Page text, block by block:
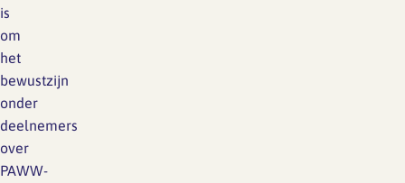
is
om
het
bewustzijn
onder
deelnemers
over
PAWW-